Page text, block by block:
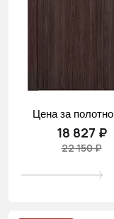
Цена за полотно
18 827 ₽
22 150 ₽